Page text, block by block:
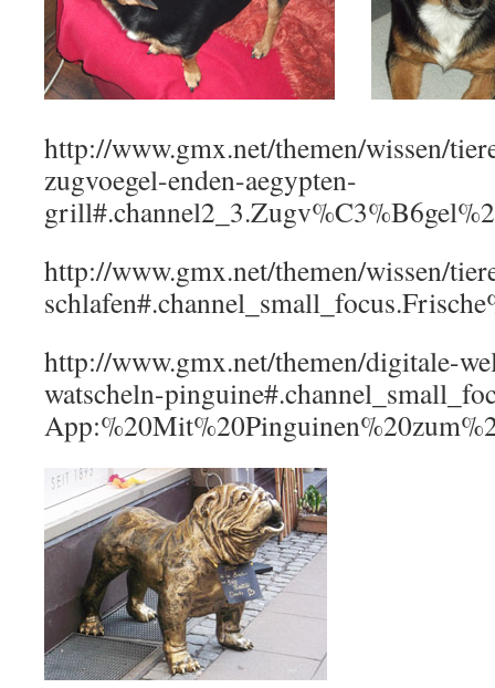
http://www.gmx.net/themen/wissen/
zugvoegel-enden-aegypten-
http://www.gmx.net/themen/wissen/
http://www.gmx.net/themen/digitale-
watscheln-